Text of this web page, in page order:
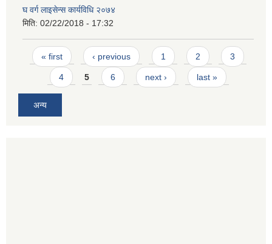
घ वर्ग लाइसेन्स कार्यविधि २०७४
मिति: 02/22/2018 - 17:32
Pages
« first ‹ previous 1 2 3
4 5 6 next › last »
अन्य